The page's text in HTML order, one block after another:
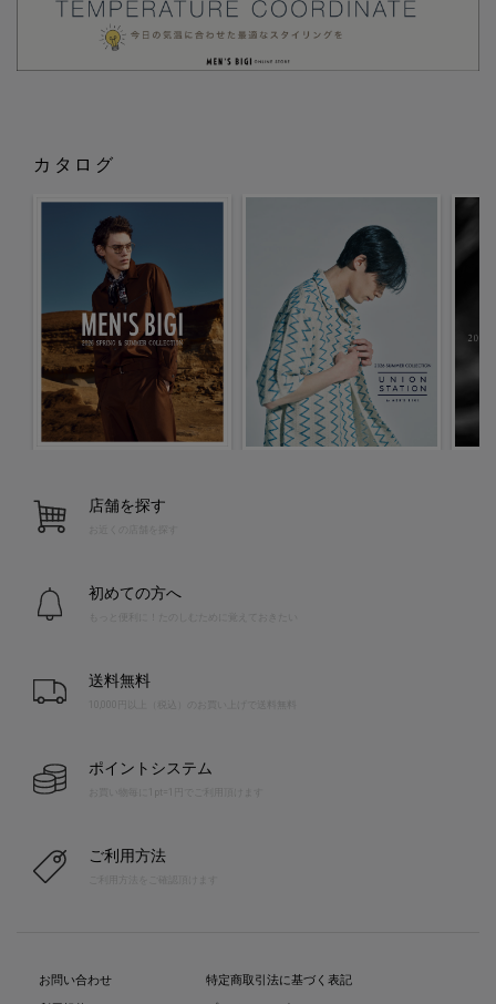
カタログ
店舗を探す
お近くの店舗を探す
初めての方へ
送料無料
10,000円以上（税込）のお買い上げで送料無料
ポイントシステム
お買い物毎に1pt=1円でご利用頂けます
ご利用方法
お問い合わせ
特定商取引法に基づく表記